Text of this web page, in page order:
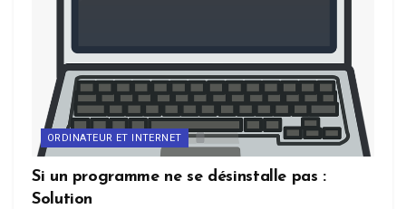
ORDINATEUR ET INTERNET
Si un programme ne se désinstalle pas :
Solution